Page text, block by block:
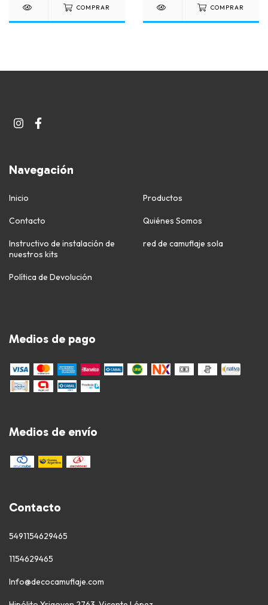
COMPRAR COMPRAR
Navegación
Inicio Productos
Contacto Quiénes Somos
Instructivo de instalación de
nuestros kits
red de camuflaje sola
Política de Devolución
Medios de pago
Medios de envío
Contacto
5491154629465
1154629465
Info@decocamuflaje.com